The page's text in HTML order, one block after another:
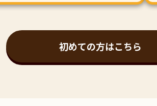
初めての方はこちら